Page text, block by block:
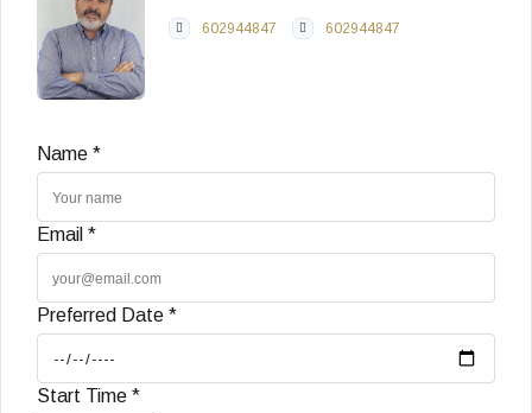
602944847 602944847
Name *
Email *
Preferred Date *
Start Time *